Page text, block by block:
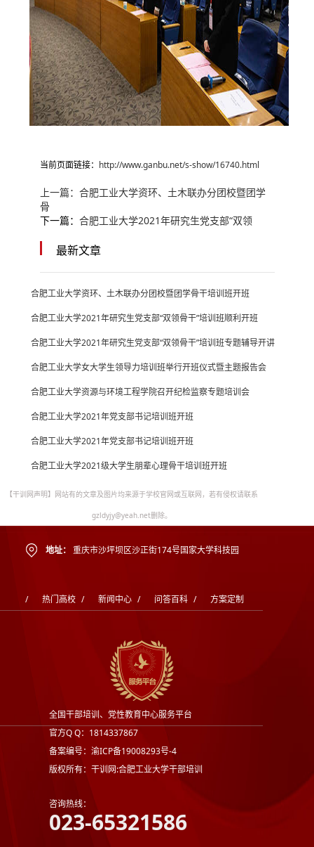
当前页面链接： http://www.ganbu.net/s-show/16740.html
上一篇： 合肥工业大学资环、土木联办分团校暨团学
骨
下一篇： 合肥工业大学2021年研究生党支部“双领
最新文章
合肥工业大学资环、土木联办分团校暨团学骨干培训班开班
合肥工业大学2021年研究生党支部“双领骨干”培训班顺利开班
合肥工业大学2021年研究生党支部“双领骨干”培训班专题辅导开讲
合肥工业大学女大学生领导力培训班举行开班仪式暨主题报告会
合肥工业大学资源与环境工程学院召开纪检监察专题培训会
合肥工业大学2021年党支部书记培训班开班
合肥工业大学2021年党支部书记培训班开班
合肥工业大学2021级大学生朋辈心理骨干培训班开班
【干训网声明】网站有的文章及图片均来源于学校官网或互联网，若有侵权请联系
gzldyjy@yeah.net删除。
地址： 重庆市沙坪坝区沙正街174号国家大学科技园
/ 热门高校 / 新闻中心 / 问答百科 / 方案定制
全国干部培训、党性教育中心服务平台
官方Q Q：1814337867
备案编号：渝ICP备19008293号-4
版权所有：干训网:合肥工业大学干部培训
咨询热线：
023-65321586